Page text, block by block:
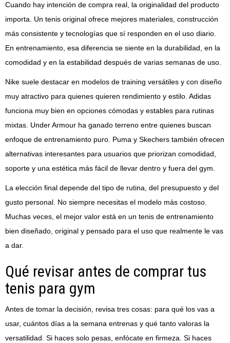
Cuando hay intención de compra real, la originalidad del producto
importa. Un tenis original ofrece mejores materiales, construcción
más consistente y tecnologías que sí responden en el uso diario.
En entrenamiento, esa diferencia se siente en la durabilidad, en la
comodidad y en la estabilidad después de varias semanas de uso.
Nike suele destacar en modelos de training versátiles y con diseño
muy atractivo para quienes quieren rendimiento y estilo. Adidas
funciona muy bien en opciones cómodas y estables para rutinas
mixtas. Under Armour ha ganado terreno entre quienes buscan
enfoque de entrenamiento puro. Puma y Skechers también ofrecen
alternativas interesantes para usuarios que priorizan comodidad,
soporte y una estética más fácil de llevar dentro y fuera del gym.
La elección final depende del tipo de rutina, del presupuesto y del
gusto personal. No siempre necesitas el modelo más costoso.
Muchas veces, el mejor valor está en un tenis de entrenamiento
bien diseñado, original y pensado para el uso que realmente le vas
a dar.
Qué revisar antes de comprar tus
tenis para gym
Antes de tomar la decisión, revisa tres cosas: para qué los vas a
usar, cuántos días a la semana entrenas y qué tanto valoras la
versatilidad. Si haces solo pesas, enfócate en firmeza. Si haces